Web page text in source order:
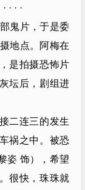
· · ·
鬼片，于是委
地点。阿梅在
是拍摄恐怖片
坛后，剧组进
二连三的发生
祸之中。被恐
姿 饰），希望
很快，珠珠就